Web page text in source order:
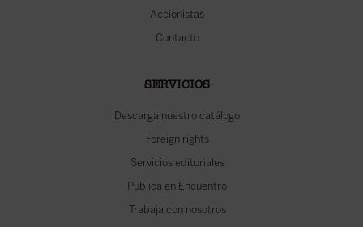
Accionistas
Contacto
SERVICIOS
Descarga nuestro catálogo
Foreign rights
Servicios editoriales
Publica en Encuentro
Trabaja con nosotros